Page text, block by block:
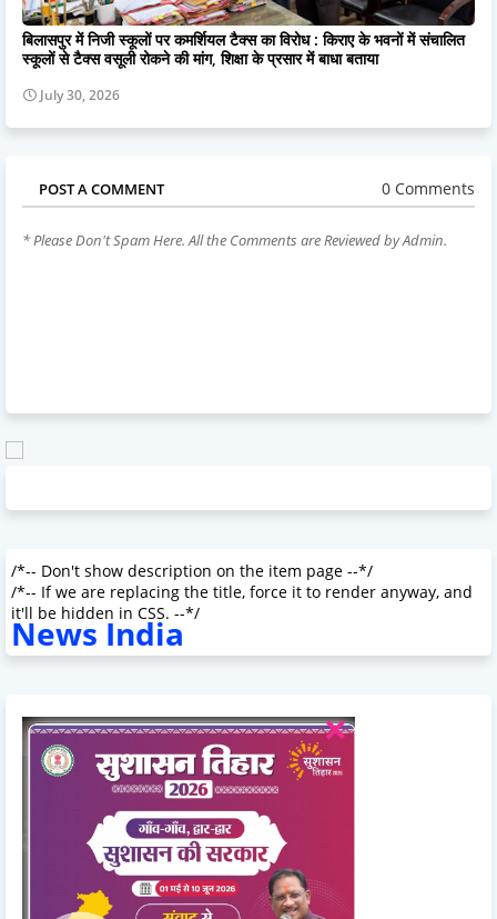
बिलासपुर में निजी स्कूलों पर कमर्शियल टैक्स का विरोध : किराए के भवनों में संचालित
स्कूलों से टैक्स वसूली रोकने की मांग, शिक्षा के प्रसार में बाधा बताया
July 30, 2026
POST A COMMENT 0 Comments
* Please Don't Spam Here. All the Comments are Reviewed by Admin.
/*-- Don't show description on the item page --*/
/*-- If we are replacing the title, force it to render anyway, and
it'll be hidden in CSS. --*/
News India